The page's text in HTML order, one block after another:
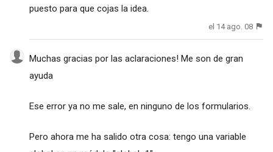
puesto para que cojas la idea.
el 14 ago. 08
Muchas gracias por las aclaraciones! Me son de gran
ayuda
Ese error ya no me sale, en ninguno de los formularios.
Pero ahora me ha salido otra cosa: tengo una variable